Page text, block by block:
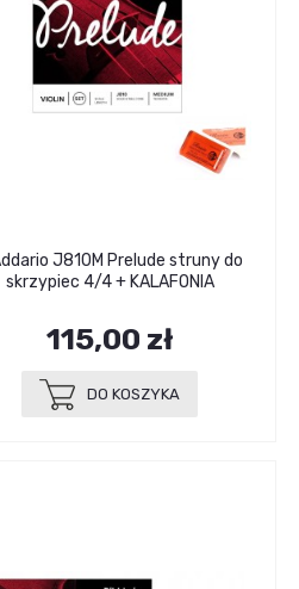
J810M Prelude struny do
skrzypiec 4/4 + KALAFONIA
115,00 zł
DO KOSZYKA